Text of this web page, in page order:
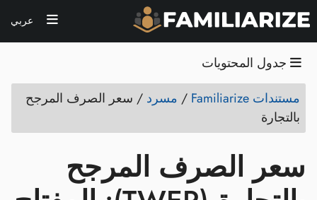
عربي
جدول المحتويات
مستندات Familiarize
/ مسرد / سعر الصرف المرجح
بالتجارة
سعر الصرف المرجح